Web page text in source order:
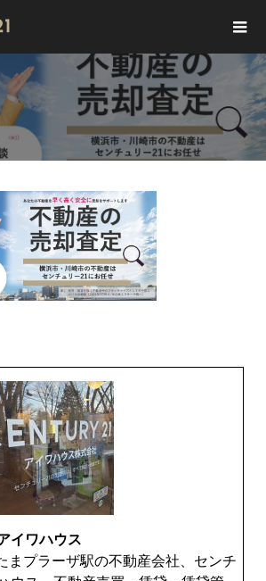
イワハウス
まプラーザ駅の不動産会社、センチ